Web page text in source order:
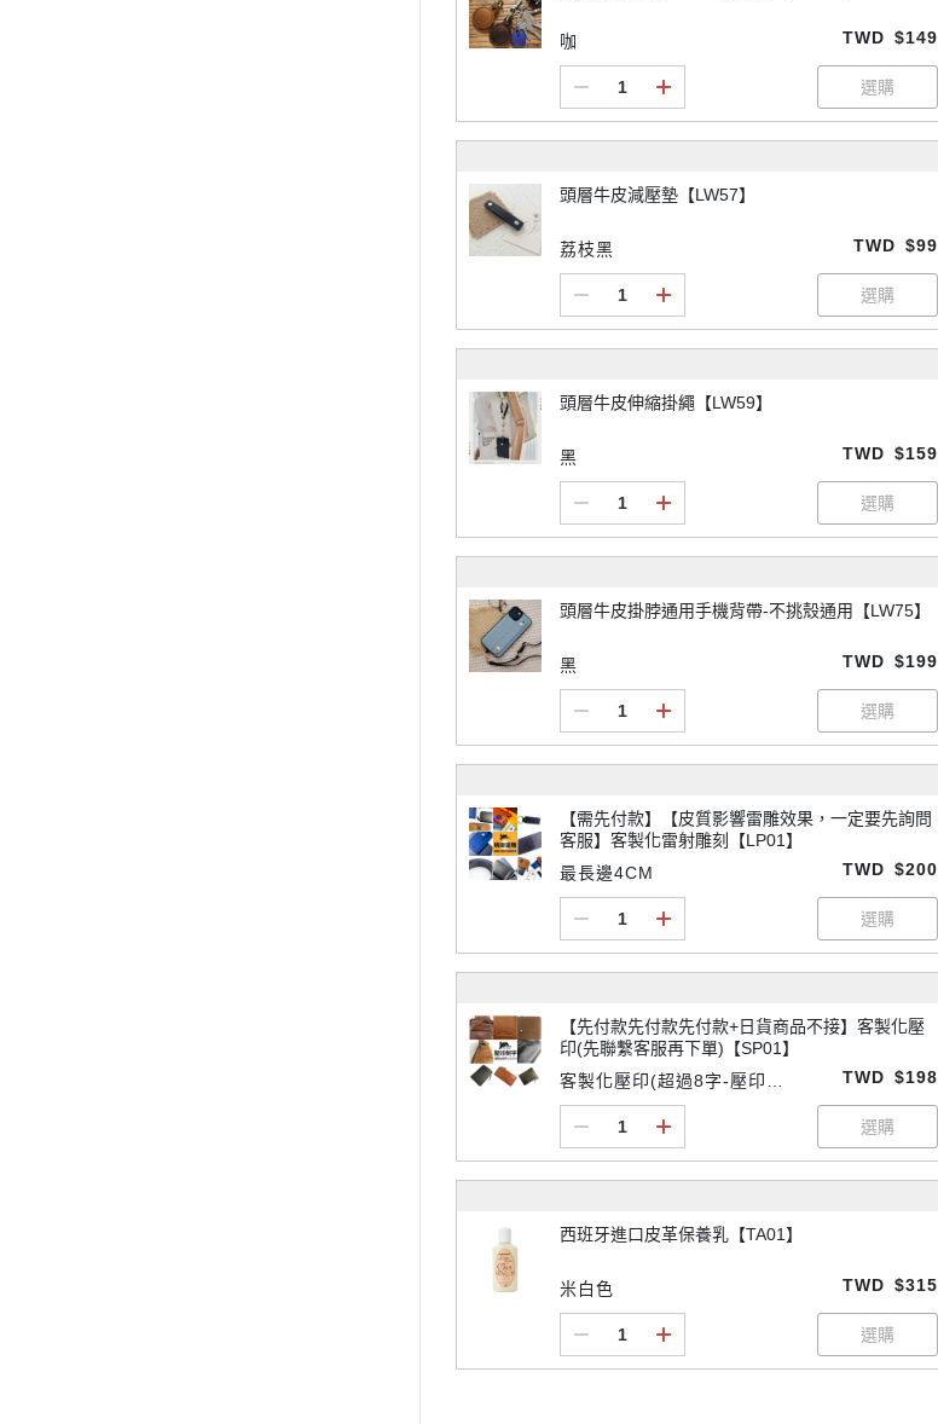
咖 TWD $149
頭層牛皮減壓墊【LW57】
荔枝黑 TWD $99
頭層牛皮伸縮掛繩【LW59】
黑 TWD $159
頭層牛皮掛脖通用手機背帶-不挑殼通用【LW75】
黑 TWD $199
【需先付款】【皮質影響雷雕效果，一定要先詢問
客服】客製化雷射雕刻【LP01】
最長邊4CM
TWD $200
【先付款先付款先付款+日貨商品不接】客製化壓
印(先聯繫客服再下單)【SP01】
客製化壓印(超過8字-壓印請
TWD $198
西班牙進口皮革保養乳【TA01】
米白色 TWD $315